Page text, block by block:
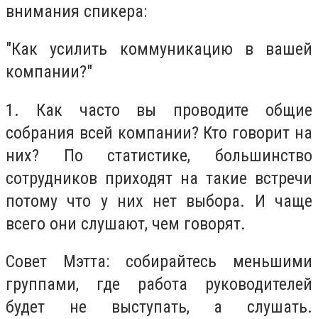
внимания спикера:
"Как усилить коммуникацию в вашей
компании?"
1. Как часто вы проводите общие
собрания всей компании? Кто говорит на
них? По статистике, большинство
сотрудников приходят на такие встречи
потому что у них нет выбора. И чаще
всего они слушают, чем говорят.
Совет Мэтта: собирайтесь меньшими
группами, где работа руководителей
будет не выступать, а слушать.